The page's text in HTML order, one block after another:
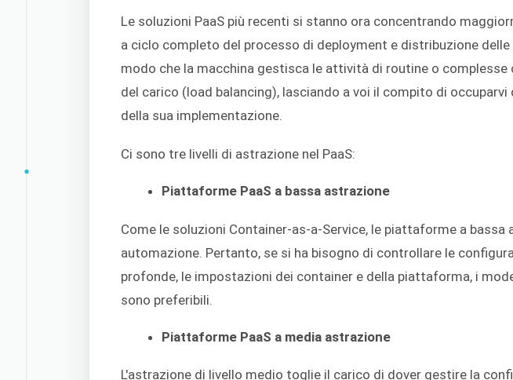
Le soluzioni PaaS più recenti si stanno ora concentrando
a ciclo completo del processo di deployment e distribuzione delle
modo che la macchina gestisca le attività di routine o complesse
del carico (load balancing), lasciando a voi il compito di occuparvi
della sua implementazione.
Ci sono tre livelli di astrazione nel PaaS:
Piattaforme PaaS a bassa astrazione
Come le soluzioni Container-as-a-Service, le piattaforme a bassa
automazione. Pertanto, se si ha bisogno di controllare le
profonde, le impostazioni dei container e della piattaforma, i
sono preferibili.
Piattaforme PaaS a media astrazione
L'astrazione di livello medio toglie il carico di dover gestire la